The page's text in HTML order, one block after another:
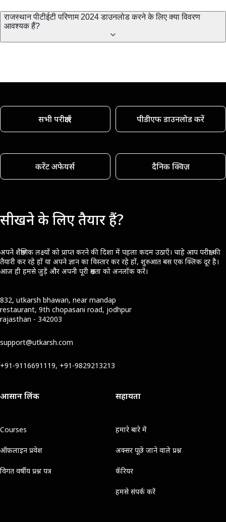
राजस्थान पीटीईटी परिणाम 2024 डाउनलोड करने के लिए क्या विवरण
आवश्यक हैं?
सभी परीक्षाएँ पीडीएफ डाउनलोड करें
करेंट अफेयर्स दैनिक क्विज़
सीखने के लिए तैयार हैं?
अपने शैक्षणिक लक्ष्यों को प्राप्त करने की दिशा में पहला कदम उठाएँ। चाहे आप परीक्षा की
तैयारी कर रहे हों या अपने ज्ञान का विस्तार कर रहे हों, शुरुआत बस एक क्लिक दूर है।
आज ही हमसे जुड़ें और अपनी पूरी क्षमता को अनलॉक करें।
832, utkarsh bhawan, near mandap
restaurant, 9th chopasani road, jodhpur
rajasthan - 342003
support@utkarsh.com
+91-9116691119, +91-9829213213
आसान लिंक
Courses
ऑफ़लाइन प्रवेश
विगत वर्षीय प्रश्न पत्र
सहायता
हमारे बारे में
अक्सर पूछे जाने वाले प्रश्न
कॅरियर
हमसे संपर्क करें